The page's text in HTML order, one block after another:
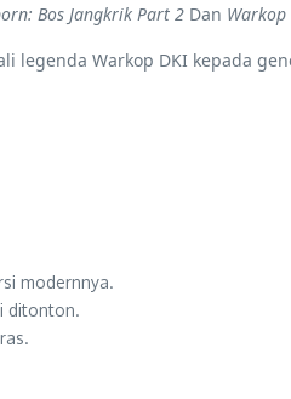
Bos Jangkrik Part 2 Dan
Warkop DKI kepada
modernnya.
ditonton.